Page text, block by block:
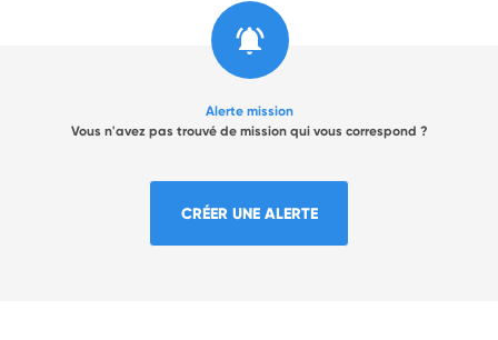
Alerte mission
Vous n'avez pas trouvé de mission qui vous correspond ?
CRÉER UNE ALERTE